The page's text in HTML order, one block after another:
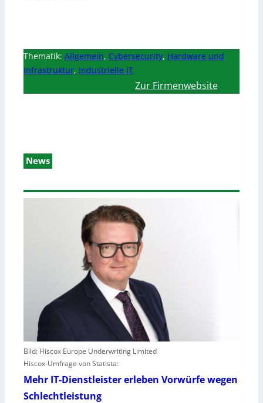
Thematik: Allgemein, Cybersecurity, Hardware und
Infrastruktur, Industrielle IT
Zur Firmenwebsite
News
Bild: Hiscox Europe Underwriting Limited
Hiscox-Umfrage von Statista:
Mehr IT-Dienstleister erleben Vorwürfe wegen
Schlechtleistung